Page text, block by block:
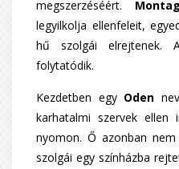
megszerzéséért.
legyilkolja ellenfeleit,
hű szolgái elrejtenek.
folytatódik.
Kezdetben egy Oden
karhatalmi szervek ellen
nyomon. Ő azonban
szolgái egy színházba